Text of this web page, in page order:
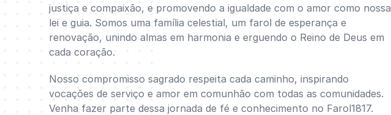
justiça e compaixão, e promovendo a igualdade com o amor como nossa
lei e guia. Somos uma família celestial, um farol de esperança e
renovação, unindo almas em harmonia e erguendo o Reino de Deus em
cada coração.
Nosso compromisso sagrado respeita cada caminho, inspirando
vocações de serviço e amor em comunhão com todas as comunidades.
Venha fazer parte dessa jornada de fé e conhecimento no Farol1817.